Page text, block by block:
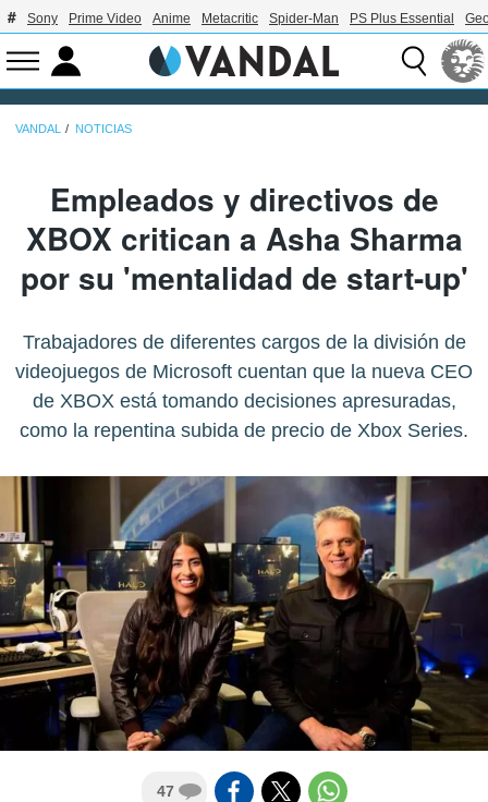
Sony Prime Video Anime Metacritic Spider-Man PS Plus Essential
VANDAL NOTICIAS
Empleados y directivos de
XBOX critican a Asha Sharma
por su 'mentalidad de start-up'
Trabajadores de diferentes cargos de la división de
videojuegos de Microsoft cuentan que la nueva CEO
de XBOX está tomando decisiones apresuradas,
como la repentina subida de precio de Xbox Series.
47